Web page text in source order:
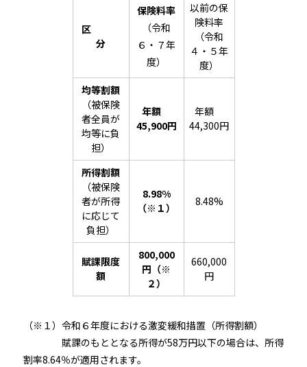
区
分
保険料率
（令和
６・７年
度）
以前の保
険料率
（令和
４・５年
度）
均等割額
（被保険
者全員が
均等に負
担）
年額
45,900円
年額
44,300円
所得割額
（被保険
者が所得
に応じて
負担）
8.98%
（※１）
8.48%
賦課限度
額
800,000
円（※
２）
660,000
円
（※１）令和６年度における激変緩和措置（所得割額）
賦課のもととなる所得が58万円以下の場合は、所得
割率8.64％が適用されます。